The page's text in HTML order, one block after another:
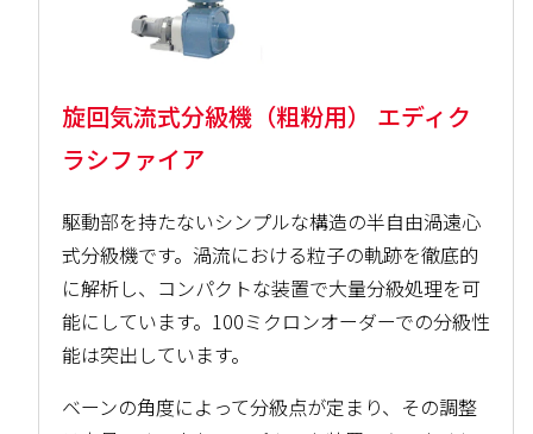
旋回気流式分級機（粗粉用） エディク
ラシファイア
駆動部を持たないシンプルな構造の半自由渦遠心
式分級機です。渦流における粒子の軌跡を徹底的
に解析し、コンパクトな装置で大量分級処理を可
能にしています。100ミクロンオーダーでの分級性
能は突出しています。
ベーンの角度によって分級点が定まり、その調整